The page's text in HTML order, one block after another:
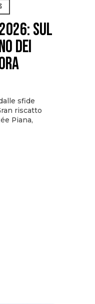
sul
dei
sfide
riscatto
Piana,